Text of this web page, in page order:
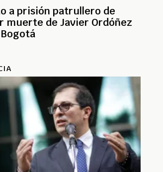
a prisión patrullero de
muerte de Javier Ordóñez